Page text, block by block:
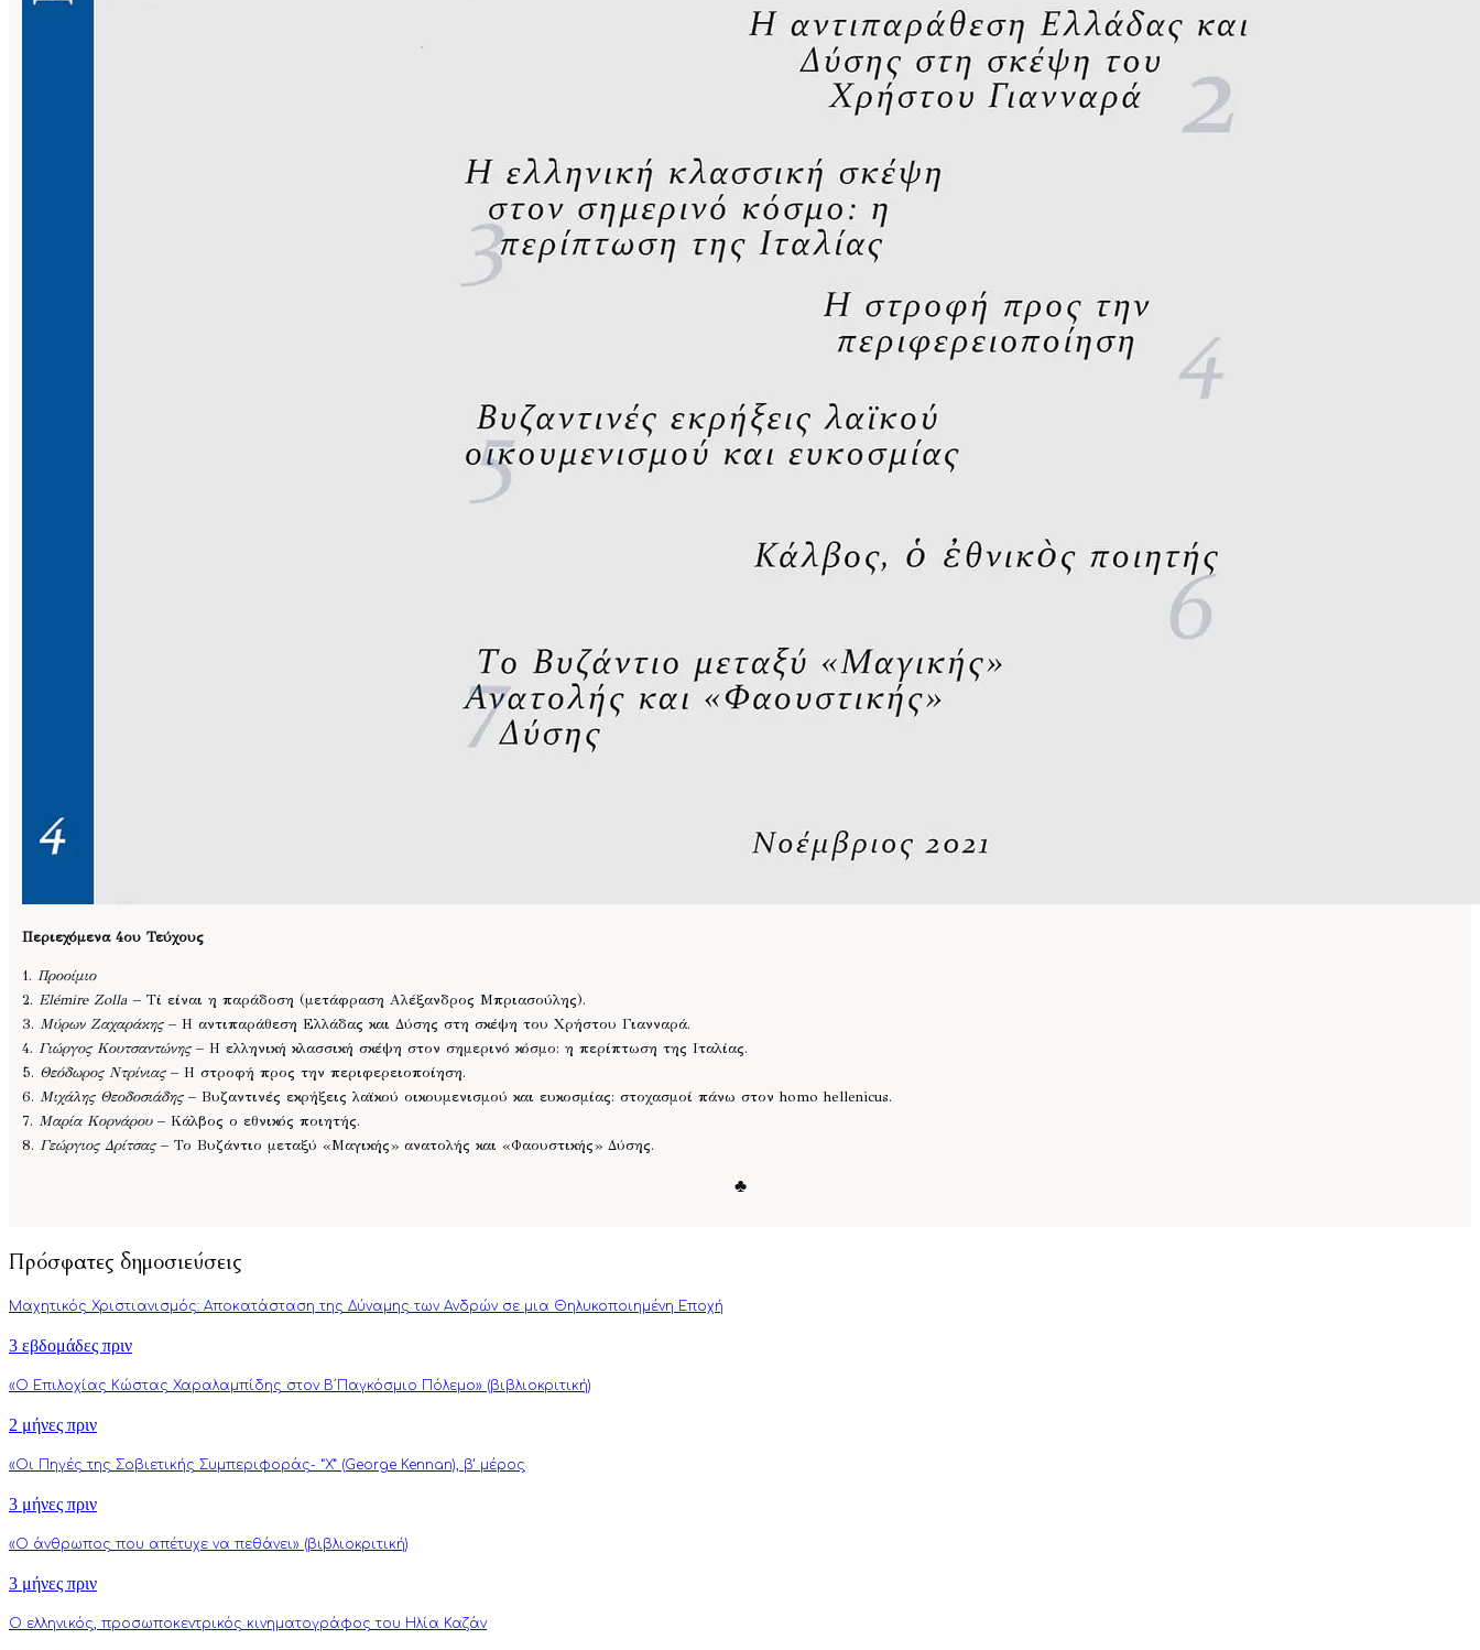
Περιεχόμενα 4ου Τεύχους
1. Προοίμιο
2. Elémire Zolla – Τί είναι η παράδοση (μετάφραση Αλέξανδρος Μπριασούλης).
3. Μύρων Ζαχαράκης– Η αντιπαράθεση Ελλάδας και Δύσης στη σκέψη του Χρήστου Γιανναρά.
4. Γιώργος Κουτσαντώνης– Η ελληνική κλασσική σκέψη στον σημερινό κόσμο: η περίπτωση της Ιταλίας.
5. Θεόδωρος Ντρίνιας– Η στροφή προς την περιφερειοποίηση.
6. Μιχάλης Θεοδοσιάδης– Βυζαντινές εκρήξεις λαϊκού οικουμενισμού και ευκοσμίας: στοχασμοί πάνω στον homo hellenicus.
7. Μαρία Κορνάρου– Κάλβος ο εθνικός ποιητής.
8. Γεώργιος Δρίτσας– Το Βυζάντιο μεταξύ «Μαγικής» ανατολής και «Φαουστικής» Δύσης.
♣
Πρόσφατες δημοσιεύσεις
Μαχητικός Χριστιανισμός: Αποκατάσταση της Δύναμης των Ανδρών σε μια Θηλυκοποιημένη Εποχή
3 εβδομάδες πριν
«Ο Επιλοχίας Κώστας Χαραλαμπίδης στον Β΄Παγκόσμιο Πόλεμο» (βιβλιοκριτική)
2 μήνες πριν
«Οι Πηγές της Σοβιετικής Συμπεριφοράς- “Χ” (George Kennan), β’ μέρος
3 μήνες πριν
«Ο άνθρωπος που απέτυχε να πεθάνει» (βιβλιοκριτική)
3 μήνες πριν
Ο ελληνικός, προσωποκεντρικός κινηματογράφος του Ηλία Καζάν